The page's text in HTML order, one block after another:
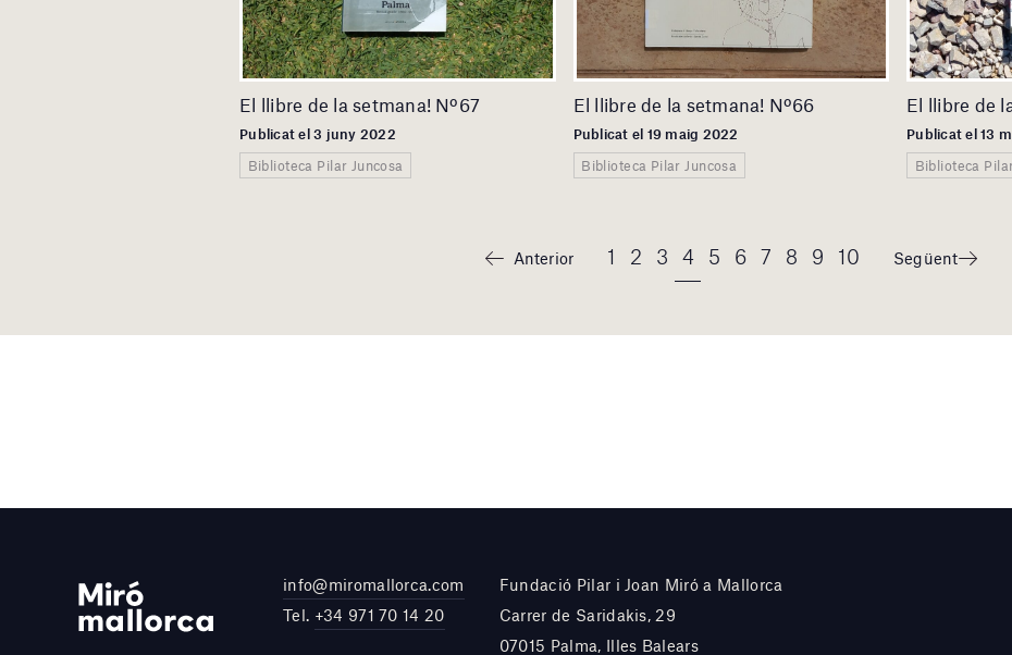
El llibre de la setmana! Nº67
Publicat el 3 juny 2022
Biblioteca Pilar Juncosa
El llibre de la setmana! Nº66
Publicat el 19 maig 2022
Biblioteca Pilar Juncosa
El llibre de
Publicat el 13
Biblioteca
Anterior 1 2 3 4 5 6 7 8 9 10 Següent
info@miromallorca.com
Tel. +34 971 70 14 20
Fundació Pilar i Joan Miró a Mallorca
Carrer de Saridakis, 29
07015 Palma, Illes Balears